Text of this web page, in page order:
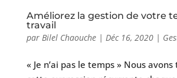
Améliorez la gestion de votre
travail
par Bilel Chaouche| Déc 16, 2020|
« Je n’ai pas le temps » Nous